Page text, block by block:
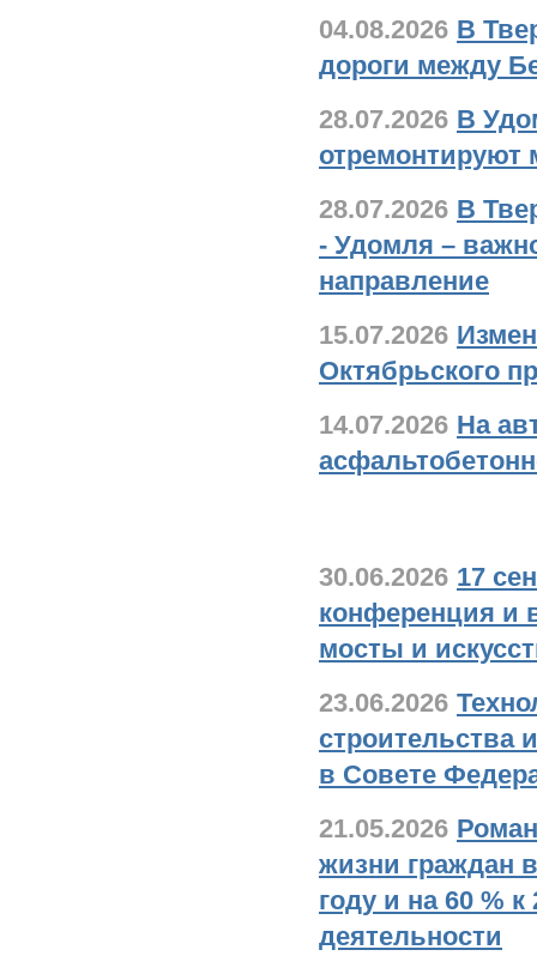
04.08.2026 В
дороги между
28.07.2026 В
отремонтируют
28.07.2026 В
- Удомля –
направление
15.07.2026
Октябрьского
14.07.2026 На
30.06.2026 17
конференция и
мосты и
23.06.2026
строительства
в Совете
21.05.2026
жизни граждан
году и на 60 %
деятельности